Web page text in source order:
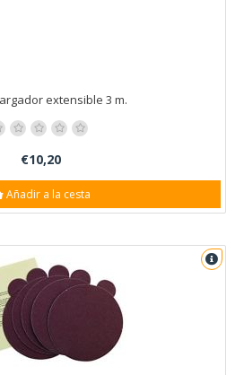
extensible 3 m.
€10,20
Añadir a la cesta